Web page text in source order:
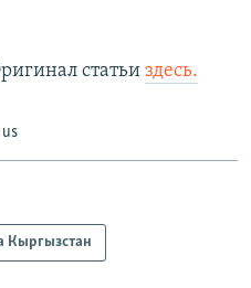
статьи здесь.
Кыргызстан